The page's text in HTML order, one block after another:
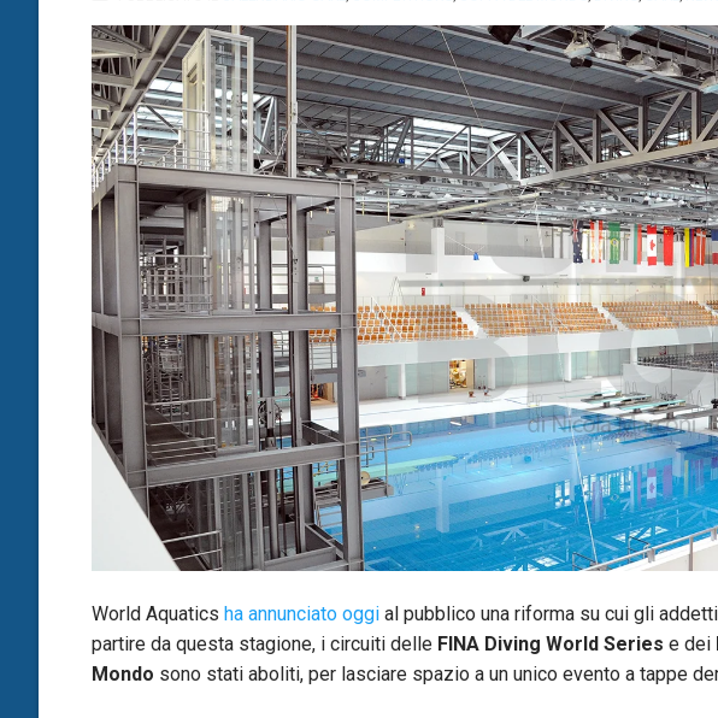
World Aquatics ha annunciato oggi al pubblico una riforma su cui gli
partire da questa stagione, i circuiti delle FINA Diving World Series e dei
Mondo sono stati aboliti, per lasciare spazio a un unico evento a tappe